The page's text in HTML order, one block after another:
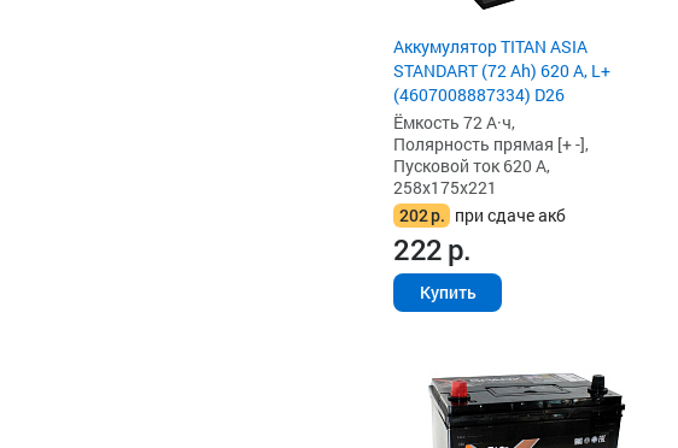
Аккумулятор TITAN ASIA
STANDART (72 Ah) 620 А, L+
(4607008887334) D26
Ёмкость 72 А·ч,
Полярность прямая [+ -],
Пусковой ток 620 А,
258x175x221
202р. при сдаче акб
222р.
Купить